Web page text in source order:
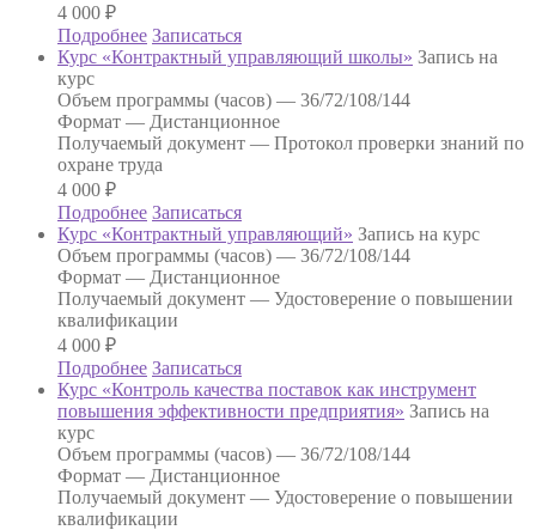
4 000 ₽
Подробнее Записаться
Курс «Контрактный управляющий школы» Запись на
курс
Объем программы (часов) — 36/72/108/144
Формат — Дистанционное
Получаемый документ — Протокол проверки знаний по
охране труда
4 000 ₽
Подробнее Записаться
Курс «Контрактный управляющий» Запись на курс
Объем программы (часов) — 36/72/108/144
Формат — Дистанционное
Получаемый документ — Удостоверение о повышении
квалификации
4 000 ₽
Подробнее Записаться
Курс «Контроль качества поставок как инструмент
повышения эффективности предприятия» Запись на
курс
Объем программы (часов) — 36/72/108/144
Формат — Дистанционное
Получаемый документ — Удостоверение о повышении
квалификации